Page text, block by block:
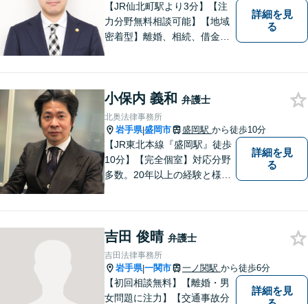
【JR仙北町駅より3分】【注
力分野無料相談可能】【地域
密着型】離婚、相続、借金、
っています。どんなささいな
ことでも構いません。お気軽
にご相談ください。
詳細を見
る
小保内 義和 弁護士
北奥法律事務所
岩手県|盛岡市 盛岡駅 から徒歩10分
【JR東北本線『盛岡駅』徒歩
10分】【完全個室】対応分野
多数。20年以上の経験と様々
決を目指します。 お気軽にご
お相談ください。
詳細を見
る
吉田 俊晴 弁護士
吉田法律事務所
岩手県|一関市 一ノ関駅 から徒歩6分
【初回相談無料】【離婚・男
女問題に注力】【交通事故分
詳細を見